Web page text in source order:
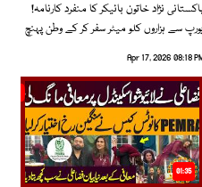
نژاد خاتون بائیکر کا منفرد کارنامہ!
سے ہزاروں کلو میٹر سفر کر کے وطن پہنچ
Apr 17, 2026 08:18
01:35